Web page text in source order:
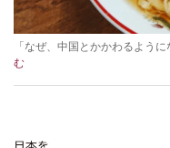
「なぜ、中国とかかわるよう
む